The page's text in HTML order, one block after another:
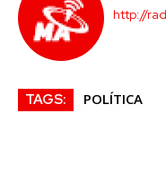
http://
TAGS: POLÍTICA